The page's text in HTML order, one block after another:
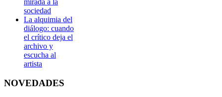
mirada a la
sociedad
La alquimia del
diálogo: cuando
el crítico deja el
archivo y
escucha al
artista
NOVEDADES